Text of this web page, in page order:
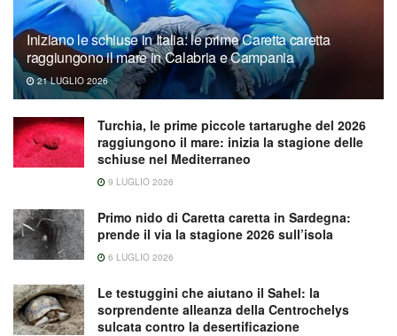
Iniziano le schiuse in Italia: le prime Caretta caretta
raggiungono il mare in Calabria e Campania
21 LUGLIO 2026
Turchia, le prime piccole tartarughe del 2026
raggiungono il mare: inizia la stagione delle
schiuse nel Mediterraneo
9 LUGLIO 2026
Primo nido di Caretta caretta in Sardegna:
prende il via la stagione 2026 sull’isola
6 LUGLIO 2026
Le testuggini che aiutano il Sahel: la
sorprendente alleanza della Centrochelys
sulcata contro la desertificazione